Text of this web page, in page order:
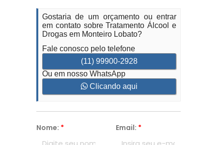
Gostaria de um orçamento ou entrar
em contato sobre Tratamento Álcool e
Drogas em Monteiro Lobato?
Fale conosco pelo telefone
(11) 99900-2928
Ou em nosso WhatsApp
Clicando aqui
Nome: * Email: *